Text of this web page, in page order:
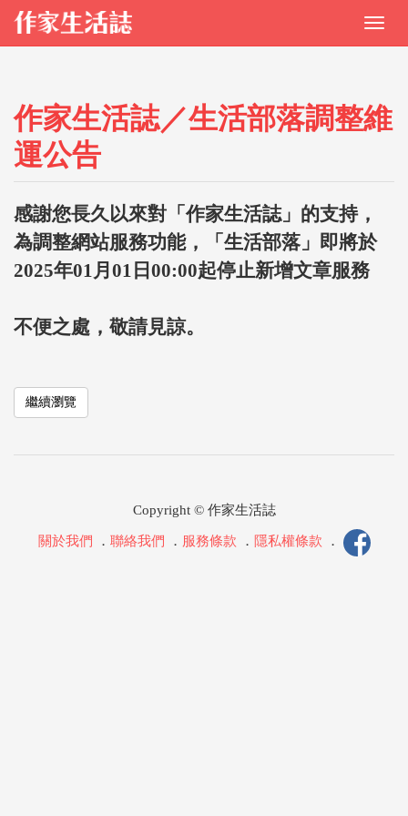
作家生活誌／生活部落調整維
運公告
感謝您長久以來對「作家生活誌」的支持，
為調整網站服務功能，「生活部落」即將於
2025年01月01日00:00起停止新增文章服務
不便之處，敬請見諒。
繼續瀏覽
Copyright © 作家生活誌
關於我們 ． 聯絡我們 ． 服務條款 ． 隱私權條款 ．